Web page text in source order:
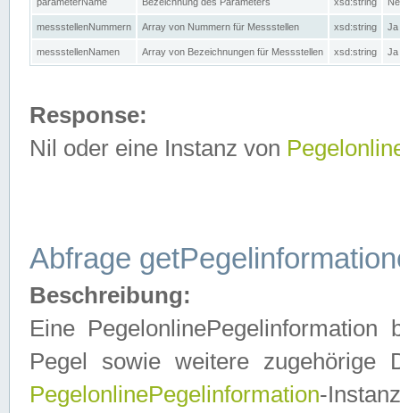
messstellenNummern Array von Nummern für Messstellen xsd:string Ja
messstellenNamen Array von Bezeichnungen für Messstellen xsd:string Ja
Response:
Nil oder eine Instanz von
Abfrage
Beschreibung:
Eine
Pegel sowie weitere zugehörige
PegelonlinePegelinformation-